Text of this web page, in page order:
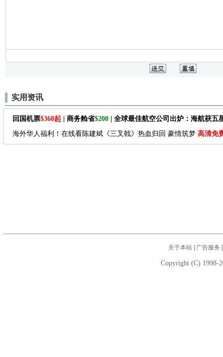
实用资讯
回国机票$360起 | 商务舱省$200 | 全球最佳航空公司出炉：海航获五
海外华人福利！在线看陈建斌《三叉戟》热血归回 豪情筑梦 高清免
关于本站| 广告服务
Copyright (C) 1998-